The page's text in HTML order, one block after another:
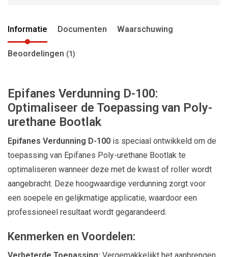
Informatie Documenten Waarschuwing
Beoordelingen (1)
Epifanes Verdunning D-100:
Optimaliseer de Toepassing van Poly-
urethane Bootlak
Epifanes Verdunning D-100 is speciaal ontwikkeld om de
toepassing van Epifanes Poly-urethane Bootlak te
optimaliseren wanneer deze met de kwast of roller wordt
aangebracht. Deze hoogwaardige verdunning zorgt voor
een soepele en gelijkmatige applicatie, waardoor een
professioneel resultaat wordt gegarandeerd.
Kenmerken en Voordelen: